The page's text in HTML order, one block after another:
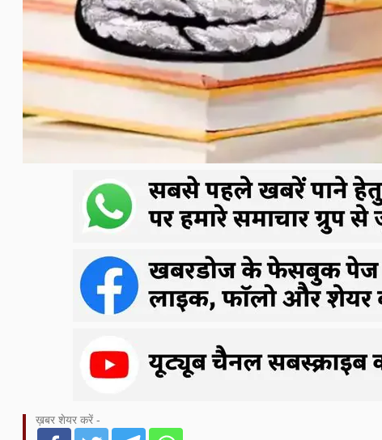
ख़बर शेयर करें -